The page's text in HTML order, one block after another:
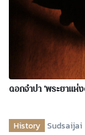
ดอกจำปา ‘พระยาแห่
History Sudsaijai